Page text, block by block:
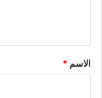
*
الاسم *